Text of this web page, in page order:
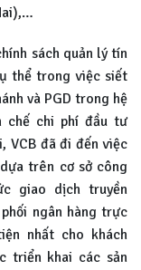
sách quản lý tín
thể trong việc siết
và PGD trong hệ
chế chi phí đầu tư
VCB đã đi đến việc
trên cơ sở công
giao dịch truyền
ngân hàng trực
nhất cho khách
triển khai các sản